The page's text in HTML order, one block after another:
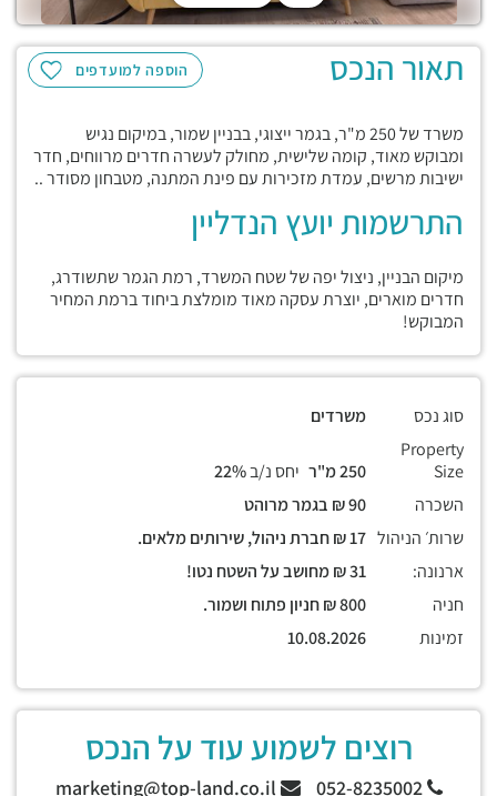
הוספה למועדפים תאור הנכס
משרד של 250 מ"ר, בגמר ייצוגי, בבניין שמור, במיקום נגיש
ומבוקש מאוד, קומה שלישית, מחולק לעשרה חדרים מרווחים, חדר
ישיבות מרשים, עמדת מזכירות עם פינת המתנה, מטבחון מסודר ..
התרשמות יועץ הנדליין
מיקום הבניין, ניצול יפה של שטח המשרד, רמת הגמר שתשודרג,
חדרים מוארים, יוצרת עסקה מאוד מומלצת ביחוד ברמת המחיר
המבוקש!
סוג נכס
משרדים
Property
Size
יחס נ/ב
השכרה
שרות׳ הניהול
ארנונה:
חניה
זמינות
רוצים לשמוע עוד על הנכס
052-8235002